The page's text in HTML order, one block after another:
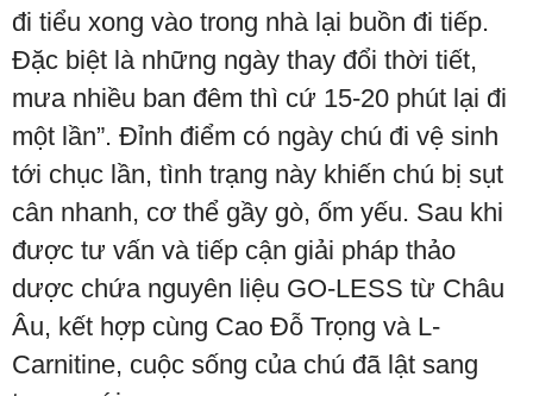
đi tiểu xong vào trong nhà lại buồn đi tiếp.
Đặc biệt là những ngày thay đổi thời tiết,
mưa nhiều ban đêm thì cứ 15-20 phút lại đi
một lần”. Đỉnh điểm có ngày chú đi vệ sinh
tới chục lần, tình trạng này khiến chú bị sụt
cân nhanh, cơ thể gầy gò, ốm yếu. Sau khi
được tư vấn và tiếp cận giải pháp thảo
dược chứa nguyên liệu GO-LESS từ Châu
Âu, kết hợp cùng Cao Đỗ Trọng và L-
Carnitine, cuộc sống của chú đã lật sang